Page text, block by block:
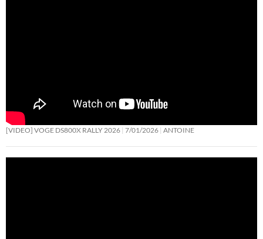
[VIDEO] VOGE DS800X RALLY 2026 7/01/2026 ANTOINE